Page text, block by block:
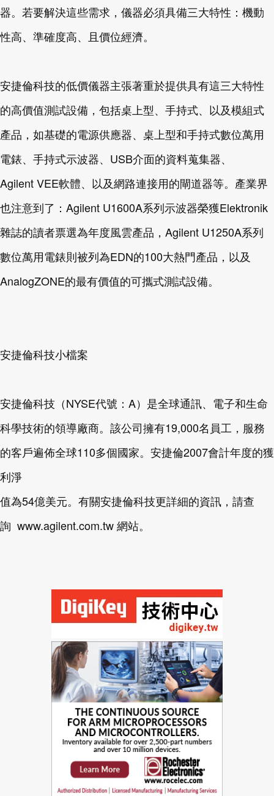
器。若要解決這些需求，儀器必須具備三大特性：機動
性高、準確度高、且價位經濟。
安捷倫科技的低價儀器主張著重於提供具有這三大特性
的高價值測試設備，包括桌上型、手持式、以及模組式
產品，如基礎的電源供應器、桌上型和手持式數位萬用
電錶、手持式示波器、USB介面的資料蒐集器、
Agilent VEE軟體、以及網路連接用的閘道器等。產業界
也注意到了：Agilent U1600A系列示波器榮獲Elektronik
雜誌的讀者票選為年度風雲產品，Agilent U1250A系列
數位萬用電錶則被列為EDN的100大熱門產品，以及
AnalogZONE的最有價值的可攜式測試設備。
安捷倫科技小檔案
安捷倫科技（NYSE代號：A）是全球通訊、電子和生命
科學技術的領導廠商。該公司擁有19,000名員工，服務
的客戶遍佈全球110多個國家。安捷倫2007會計年度的獲
利淨
值為54億美元。有關安捷倫科技更詳細的資訊，請查
詢 www.agilent.com.tw 網站。